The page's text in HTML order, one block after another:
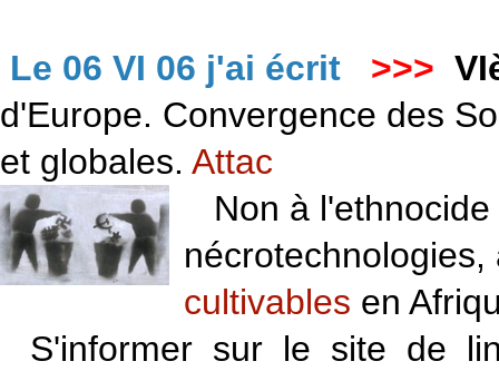
Le 06 VI 06 j'ai écrit >>>
d'Europe. Convergence des
et globales. Attac
Non à l'ethnocide
cultivables en
S'informer sur le site de